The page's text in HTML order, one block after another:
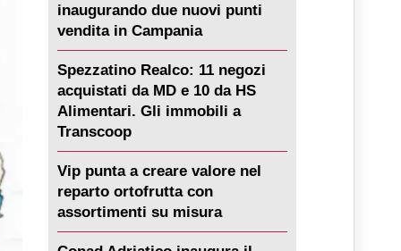
inaugurando due nuovi punti
vendita in Campania
Spezzatino Realco: 11 negozi
acquistati da MD e 10 da HS
Alimentari. Gli immobili a
Transcoop
Vip punta a creare valore nel
reparto ortofrutta con
assortimenti su misura